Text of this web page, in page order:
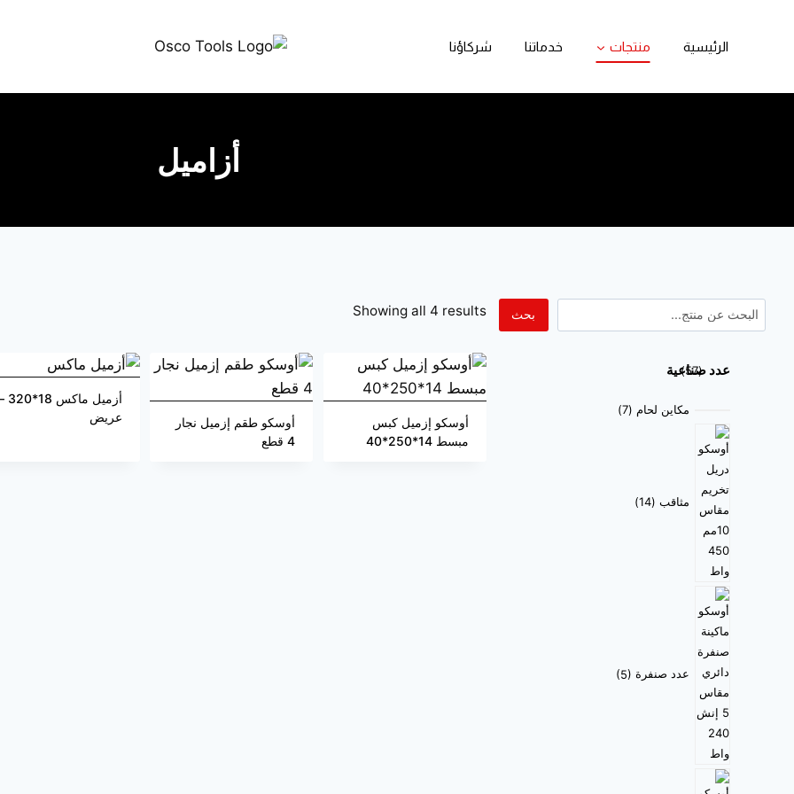
الرئيسية منتجات خدماتنا شركاؤنا
أزاميل
Showing all 4 results
أوسكو إزميل كبس
مبسط 14*250*40
أوسكو طقم إزميل نجار
4 قطع
أزميل
عريض
بحث
عدد صناعية
57
مكاين لحام 7
مثاقب 14
عدد صنفرة 5